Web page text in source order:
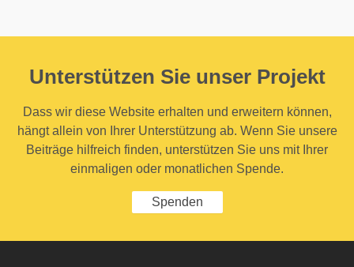
Unterstützen Sie unser Projekt
Dass wir diese Website erhalten und erweitern können,
hängt allein von Ihrer Unterstützung ab. Wenn Sie unsere
Beiträge hilfreich finden, unterstützen Sie uns mit Ihrer
einmaligen oder monatlichen Spende.
Spenden